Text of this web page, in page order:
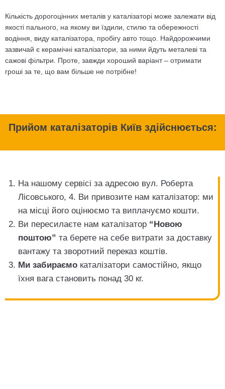
Кількість дорогоцінних металів у каталізаторі може залежати від
якості пального, на якому ви їздили, стилю та обережності
водіння, виду каталізатора, пробігу авто тощо. Найдорожчими
зазвичай є керамічні каталізатори, за ними йдуть металеві та
сажові фільтри. Проте, завжди хороший варіант – отримати
гроші за те, що вам більше не потрібне!
Прийом каталізаторів Київ здійснюється:
На нашому сервісі за адресою вул. Роберта
Лісовського, 4. Ви привозите нам каталізатор: ми
на місці його оцінюємо та виплачуємо кошти.
Ви пересилаєте нам каталізатор“Новою
поштою” та берете на себе витрати за доставку
вантажу та зворотний переказ коштів.
Ми забираємо каталізатори самостійно, якщо
їхня вага становить понад 30 кг.